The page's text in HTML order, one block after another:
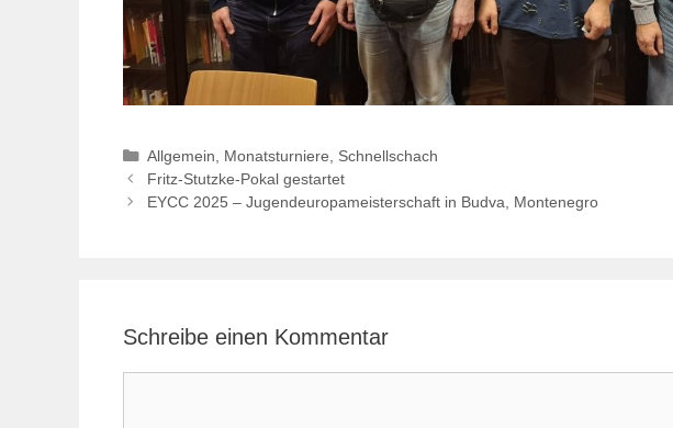
Kategorien
Allgemein Monatsturniere
Schnellschach
Fritz-Stutzke-Pokal gestartet
EYCC 2025 – Jugendeuropameisterschaft in Budva, Montenegro
Schreibe einen Kommentar